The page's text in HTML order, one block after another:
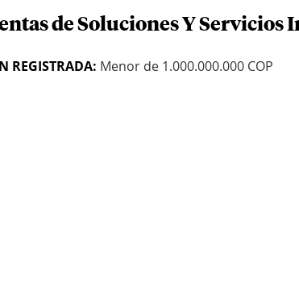
de Soluciones Y Servicios
REGISTRADA: Menor de 1.000.000.000 COP